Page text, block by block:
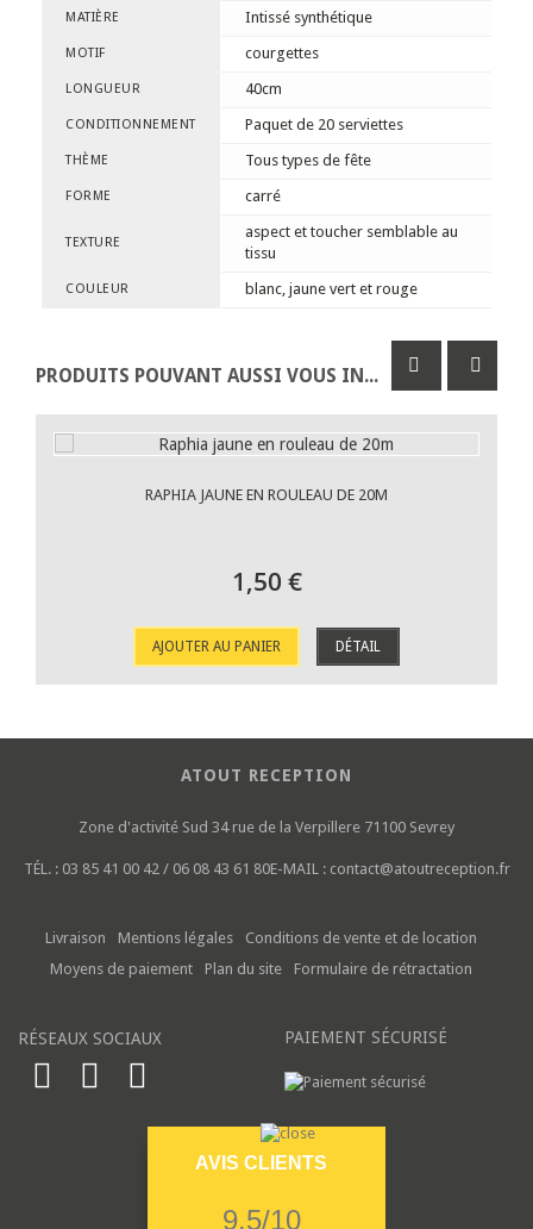
MATIÈRE Intissé synthétique
MOTIF courgettes
LONGUEUR 40cm
CONDITIONNEMENT Paquet de 20 serviettes
THÈME Tous types de fête
FORME carré
TEXTURE
aspect et toucher semblable au
tissu
COULEUR blanc, jaune vert et rouge
PRODUITS POUVANT AUSSI VOUS INTÉRESSER
RAPHIA JAUNE EN ROULEAU DE 20M
1,50 €
AJOUTER AU PANIER DÉTAIL
ATOUT RECEPTION
Zone d'activité Sud 34 rue de la Verpillere 71100 Sevrey
TÉL. : 03 85 41 00 42 / 06 08 43 61 80E-MAIL : contact@atoutreception.fr
Livraison Mentions légales
Conditions de vente et de location
Moyens de paiement
Plan du site Formulaire de rétractation
RÉSEAUX SOCIAUX PAIEMENT SÉCURISÉ
AVIS CLIENTS
9.5/10